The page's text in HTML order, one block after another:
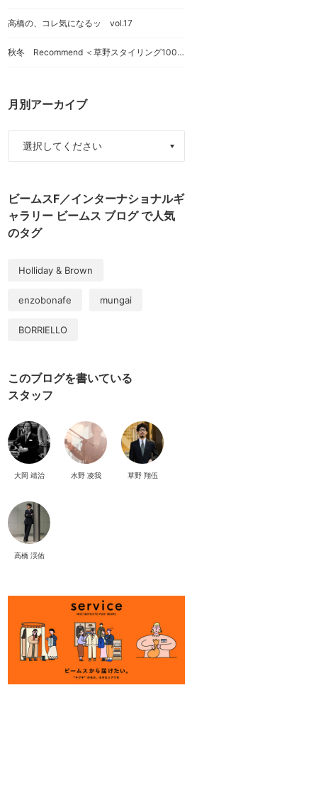
高橋の、コレ気になるッ vol.17
秋冬 Recommend ＜草野スタイリング100本ノックvol40＞
月別アーカイブ
ビームスF／インターナショナルギ
ャラリー ビームス ブログ で人気
のタグ
Holliday & Brown
enzobonafe mungai
BORRIELLO
このブログを書いている
スタッフ
大岡 靖治 水野 凌我 草野 翔伍
高橋 渓佑